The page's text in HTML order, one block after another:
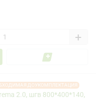
+
ДОУКОМПЛЕКТАЦИЯ
2.0, шгв 800*400*140,